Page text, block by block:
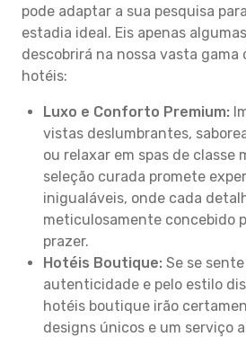
pode adaptar a sua pesquisa
estadia ideal. Eis apenas
descobrirá na nossa vasta
hotéis:
Luxo e Conforto Premium:
vistas deslumbrantes,
ou relaxar em spas de classe
seleção curada promete
inigualáveis, onde cada
meticulosamente concebido
prazer.
Hotéis Boutique: Se se
autenticidade e pelo estilo
hotéis boutique irão
designs únicos e um serviço